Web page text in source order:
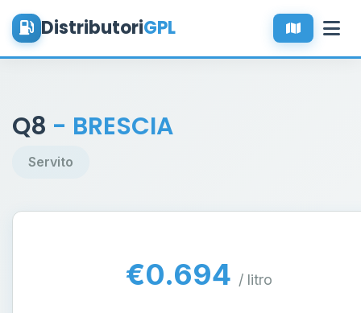
DistributoriGPL
Q8 - BRESCIA
Servito
€0.694 / litro